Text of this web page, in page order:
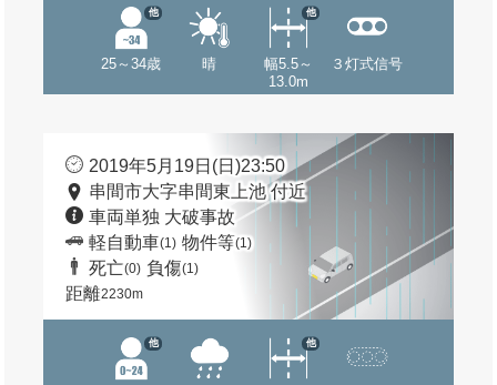
25～34歳
他
晴
幅5.5～
13.0m
他
３灯式信号
2019年5月19日(日)23:50
串間市大字串間東上池 付近
車両単独 大破事故
軽自動車(1) 物件等(1)
死亡(0) 負傷(1)
距離2230m
他 他